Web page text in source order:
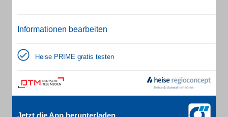
Informationen bearbeiten
Heise PRIME gratis testen
Jetzt die App herunterladen.